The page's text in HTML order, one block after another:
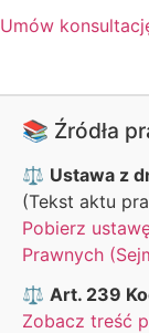
Umów
📚 Źródła
⚖️ Ustawa z
(Tekst aktu
Pobierz
Prawnych
⚖️ Art. 239
Zobacz treść